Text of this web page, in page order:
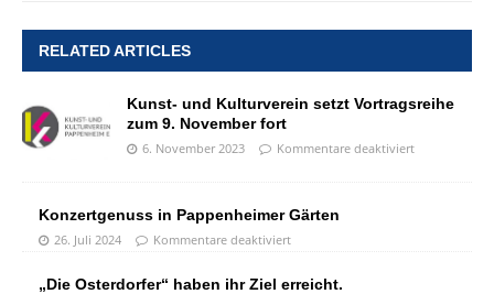
RELATED ARTICLES
Kunst- und Kulturverein setzt Vortragsreihe
zum 9. November fort
6. November 2023 Kommentare deaktiviert
Konzertgenuss in Pappenheimer Gärten
26. Juli 2024 Kommentare deaktiviert
„Die Osterdorfer“ haben ihr Ziel erreicht.